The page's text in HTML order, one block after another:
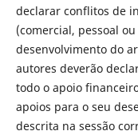
declarar conflitos de
(comercial, pessoal
desenvolvimento do
autores deverão
todo o apoio
apoios para o seu
descrita na sessão